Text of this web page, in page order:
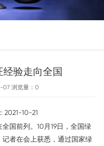
验走向全国
浏览量： 0
10-21
国前列。10月19日，全国绿
者在会上获悉，通过国家绿